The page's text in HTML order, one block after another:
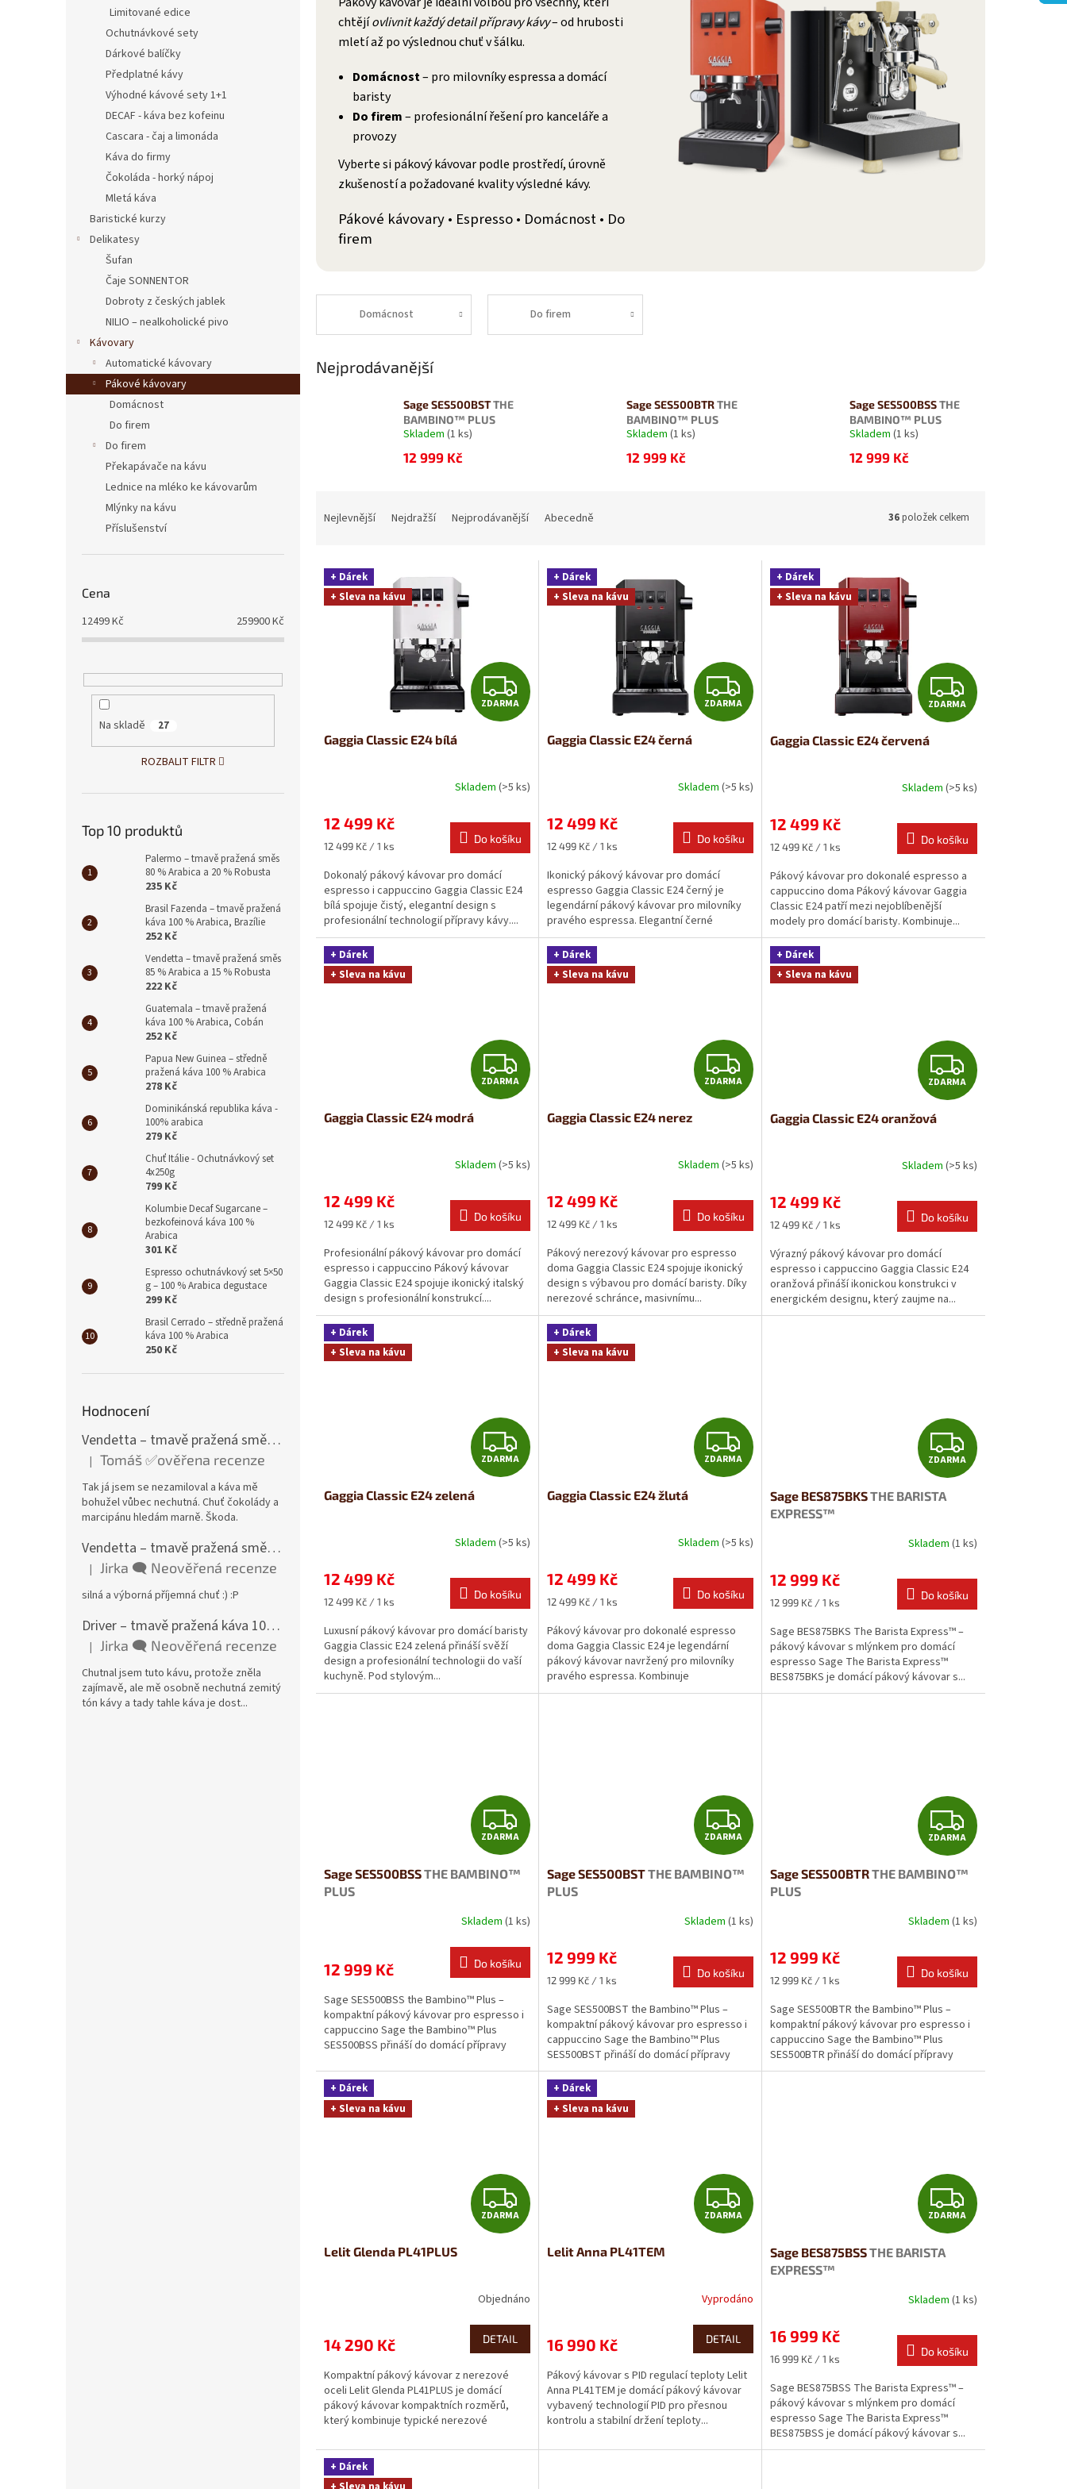
Limitované edice
Ochutnávkové sety
Dárkové balíčky
Předplatné kávy
Výhodné kávové sety 1+1
DECAF - káva bez kofeinu
Cascara - čaj a limonáda
Káva do firmy
Čokoláda - horký nápoj
Mletá káva
Baristické kurzy
Delikatesy
Šufan
Čaje SONNENTOR
Dobroty z českých jablek
NILIO – nealkoholické pivo
Kávovary
Automatické kávovary
Pákové kávovary
Domácnost
Do firem
Do firem
Překapávače na kávu
Lednice na mléko ke kávovarům
Mlýnky na kávu
Příslušenství
Cena
12499Kč 259900Kč
Na skladě 27
ROZBALIT FILTR
Top 10 produktů
Palermo – tmavě pražená směs
80 % Arabica a 20 % Robusta
235 Kč
Brasil Fazenda – tmavě pražená
káva 100 % Arabica, Brazílie
252 Kč
Vendetta – tmavě pražená směs
85 % Arabica a 15 % Robusta
222 Kč
Guatemala – tmavě pražená
káva 100 % Arabica, Cobán
252 Kč
Papua New Guinea – středně
pražená káva 100 % Arabica
278 Kč
Dominikánská republika káva -
100% arabica
279 Kč
Chuť Itálie - Ochutnávkový set
4x250g
799 Kč
Kolumbie Decaf Sugarcane –
bezkofeinová káva 100 %
Arabica
301 Kč
Espresso ochutnávkový set 5×50
g – 100 % Arabica degustace
299 Kč
Brasil Cerrado – středně pražená
káva 100 % Arabica
250 Kč
Hodnocení
Vendetta – tmavě pražená směs 85 % Arabica a 15 % Robusta
Hodnocení produktu je 1 z 5 hvězdiček.
| Tomáš ✅ověřena recenze
Tak já jsem se nezamiloval a káva mě
bohužel vůbec nechutná. Chuť čokolády a
marcipánu hledám marně. Škoda.
Vendetta – tmavě pražená směs 85 % Arabica a 15 % Robusta
Hodnocení produktu je 5 z 5 hvězdiček.
| Jirka 🗨️ Neověřená recenze
silná a výborná příjemná chuť :) :P
Driver – tmavě pražená káva 100 % Robusta, Tanzanie
Hodnocení produktu je 3 z 5 hvězdiček.
| Jirka 🗨️ Neověřená recenze
Chutnal jsem tuto kávu, protože zněla
zajímavě, ale mě osobně nechutná zemitý
tón kávy a tady tahle káva je dost...
chtějíovlivnit každý detail přípravy kávy– od hrubosti
mletí až po výslednou chuť v šálku.
Domácnost– pro milovníky espressa a domácí
baristy
Do firem– profesionální řešení pro kanceláře a
provozy
Vyberte si pákový kávovar podle prostředí, úrovně
zkušeností a požadované kvality výsledné kávy.
Pákové kávovary • Espresso • Domácnost • Do
firem
Domácnost Do firem
Nejprodávanější
Sage SES500BSTTHE
BAMBINO™ PLUS
Skladem (1 ks)
12 999 Kč
Sage SES500BTRTHE
BAMBINO™ PLUS
Skladem (1 ks)
12 999 Kč
Sage SES500BSSTHE
BAMBINO™ PLUS
Skladem (1 ks)
12 999 Kč
n
p
Nejlevnější Nejdražší Nejprodávanější Abecedně 36položek celkem
V
p
+ Dárek
+ Sleva na kávu
Z
D
R
M
A
ZDARMA
Gaggia Classic E24 bílá
Skladem (>5 ks)
12 499 Kč
Měrná
12 499 Kč / 1 ks
Do košíku
Dokonalý pákový kávovar pro domácí
espresso i cappuccino Gaggia Classic E24
bílá spojuje čistý, elegantní design s
profesionální technologií přípravy kávy....
+ Dárek
+ Sleva na kávu
Z
D
R
M
A
ZDARMA
Gaggia Classic E24 černá
Skladem (>5 ks)
12 499 Kč
Měrná
12 499 Kč / 1 ks
Do košíku
Ikonický pákový kávovar pro domácí
espresso Gaggia Classic E24 černý je
legendární pákový kávovar pro milovníky
pravého espressa. Elegantní černé
provedení...
+ Dárek
+ Sleva na kávu
Z
D
R
M
A
ZDARMA
Gaggia Classic E24 červená
Skladem (>5 ks)
12 499 Kč
Měrná
12 499 Kč / 1 ks
Do košíku
Pákový kávovar pro dokonalé espresso a
cappuccino doma Pákový kávovar Gaggia
Classic E24 patří mezi nejoblíbenější
modely pro domácí baristy. Kombinuje...
+ Dárek
+ Sleva na kávu
Z
D
R
M
A
ZDARMA
Gaggia Classic E24 modrá
Skladem (>5 ks)
12 499 Kč
Měrná
12 499 Kč / 1 ks
Do košíku
Profesionální pákový kávovar pro domácí
espresso i cappuccino Pákový kávovar
Gaggia Classic E24 spojuje ikonický italský
design s profesionální konstrukcí....
+ Dárek
+ Sleva na kávu
Z
D
R
M
A
ZDARMA
Gaggia Classic E24 nerez
Skladem (>5 ks)
12 499 Kč
Měrná
12 499 Kč / 1 ks
Do košíku
Pákový nerezový kávovar pro espresso
doma Gaggia Classic E24 spojuje ikonický
design s výbavou pro domácí baristy. Díky
nerezové schránce, masivnímu...
+ Dárek
+ Sleva na kávu
Z
D
R
M
A
ZDARMA
Gaggia Classic E24 oranžová
Skladem (>5 ks)
12 499 Kč
Měrná
12 499 Kč / 1 ks
Do košíku
Výrazný pákový kávovar pro domácí
espresso i cappuccino Gaggia Classic E24
oranžová přináší ikonickou konstrukci v
energickém designu, který zaujme na...
+ Dárek
+ Sleva na kávu
Z
D
R
M
A
ZDARMA
Gaggia Classic E24 zelená
Skladem (>5 ks)
12 499 Kč
Měrná
12 499 Kč / 1 ks
Do košíku
Luxusní pákový kávovar pro domácí baristy
Gaggia Classic E24 zelená přináší svěží
design a profesionální technologii do vaší
kuchyně. Pod stylovým...
+ Dárek
+ Sleva na kávu
Z
D
R
M
A
ZDARMA
Gaggia Classic E24 žlutá
Skladem (>5 ks)
12 499 Kč
Měrná
12 499 Kč / 1 ks
Do košíku
Pákový kávovar pro dokonalé espresso
doma Gaggia Classic E24 je legendární
pákový kávovar navržený pro milovníky
pravého espressa. Kombinuje
celonerezovou...
Z
D
R
M
A
ZDARMA
Sage BES875BKSTHE BARISTA
EXPRESS™
Skladem (1 ks)
12 999 Kč
Měrná
12 999 Kč / 1 ks
Do košíku
Sage BES875BKS The Barista Express™ –
pákový kávovar s mlýnkem pro domácí
espresso Sage The Barista Express™
BES875BKS je domácí pákový kávovar s...
Z
D
A
R
M
A
ZDARMA
Sage SES500BSSTHE BAMBINO™
PLUS
Skladem (1 ks)
12 999 Kč Do košíku
Sage SES500BSS the Bambino™ Plus –
kompaktní pákový kávovar pro espresso i
cappuccino Sage the Bambino™ Plus
SES500BSS přináší do domácí přípravy
Z
D
A
R
M
A
ZDARMA
Sage SES500BSTTHE BAMBINO™
PLUS
Skladem (1 ks)
12 999 Kč
Měrná
12 999 Kč / 1 ks
Do košíku
Sage SES500BST the Bambino™ Plus –
kompaktní pákový kávovar pro espresso i
cappuccino Sage the Bambino™ Plus
SES500BST přináší do domácí přípravy
kávy...
Z
D
R
M
A
ZDARMA
Sage SES500BTRTHE BAMBINO™
PLUS
Skladem (1 ks)
12 999 Kč
Měrná
12 999 Kč / 1 ks
Do košíku
Sage SES500BTR the Bambino™ Plus –
kompaktní pákový kávovar pro espresso i
cappuccino Sage the Bambino™ Plus
SES500BTR přináší do domácí přípravy
kávy...
+ Dárek
+ Sleva na kávu
Z
D
R
M
A
ZDARMA
Lelit Glenda PL41PLUS
Objednáno
14 290 Kč DETAIL
Kompaktní pákový kávovar z nerezové
oceli Lelit Glenda PL41PLUS je domácí
pákový kávovar kompaktních rozměrů,
který kombinuje typické nerezové
+ Dárek
+ Sleva na kávu
Z
D
R
M
A
ZDARMA
Lelit Anna PL41TEM
Vyprodáno
16 990 Kč DETAIL
Pákový kávovar s PID regulací teploty Lelit
Anna PL41TEM je domácí pákový kávovar
vybavený technologií PID pro přesnou
kontrolu a stabilní držení teploty...
Z
D
R
M
A
ZDARMA
Sage BES875BSSTHE BARISTA
EXPRESS™
Skladem (1 ks)
16 999 Kč
Měrná
16 999 Kč / 1 ks
Do košíku
Sage BES875BSS The Barista Express™ –
pákový kávovar s mlýnkem pro domácí
espresso Sage The Barista Express™
BES875BSS je domácí pákový kávovar s...
+ Dárek